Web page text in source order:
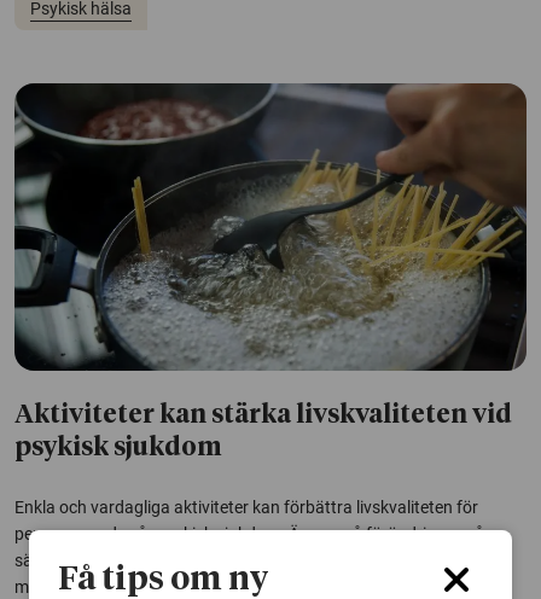
Psykisk hälsa
Aktiviteter kan stärka livskvaliteten vid
psykisk sjukdom
Enkla och vardagliga aktiviteter kan förbättra livskvaliteten för
personer med svår psykisk sjukdom. Även små förändringar på
särskilda boenden kan göra skillnad och öka känslan av
meningsfullhet, visar en avhandling vid Umeå universitet.
Få tips om ny